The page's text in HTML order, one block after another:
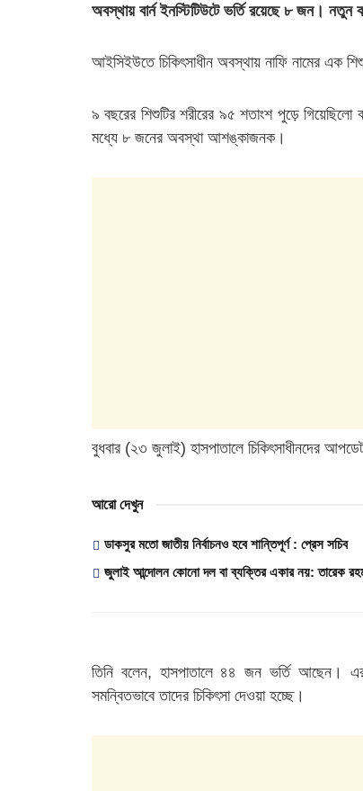
অবস্থায় বার্ন ইনস্টিটিউটে ভর্তি রয়েছে ৮ জন।
আইসিইউতে চিকিৎসাধীন অবস্থায় নাফি নামের এক
৯ বছরের শিশুটির শরীরের ৯৫ শতাংশ পুড়ে গিয়েছিলো
মধ্যে ৮ জনের অবস্থা আশঙ্কাজনক।
বুধবার (২৩ জুলাই) হাসপাতালে চিকিৎসাধীনদের
আরো দেখুন
ডাকসুর মতো জাতীয় নির্বাচনও হবে শান্তিপূর্ণ : প্রেস সচিব
জুলাই আন্দোলন কোনো দল বা ব্যক্তির একার নয়: তারেক
তিনি বলেন, হাসপাতালে ৪৪ জন ভর্তি আছেন। এরই
সমন্বিতভাবে তাদের চিকিৎসা দেওয়া হচ্ছে।